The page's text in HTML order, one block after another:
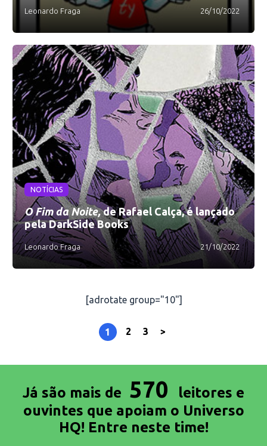
Leonardo Fraga 26/10/2022
NOTÍCIAS
O Fim da Noite,de Rafael Calça, é lançado
pela DarkSide Books
Leonardo Fraga 21/10/2022
[adrotate group="10"]
1 2 3 >
Já são mais de 570
leitores e
ouvintes que apoiam o Universo
HQ! Entre neste time!